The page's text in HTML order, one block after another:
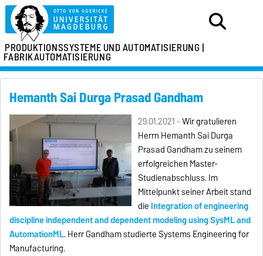
PRODUKTIONSSYSTEMEUND AUTOMATISIERUNG |
FABRIKAUTOMATISIERUNG
Hemanth Sai Durga Prasad Gandham
29.01.2021 -Wir gratulieren
Herrn Hemanth Sai Durga
Prasad Gandham zu seinem
erfolgreichen Master-
Studienabschluss. Im
Mittelpunkt seiner Arbeit stand
die Integration of engineering
discipline independent and dependent modeling using SysML and
AutomationML. Herr Gandham studierte Systems Engineering for
Manufacturing.